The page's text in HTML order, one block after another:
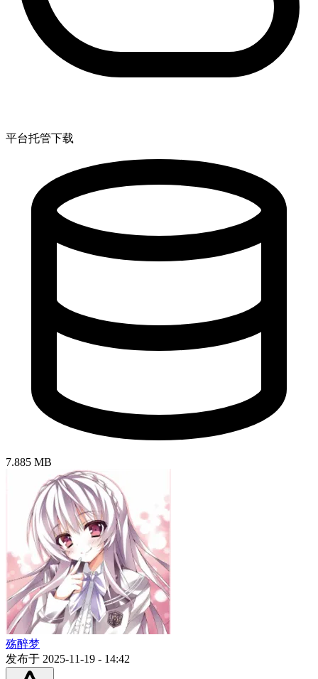
平台托管下载
7.885 MB
殇醉梦
发布于 2025-11-19 - 14:42